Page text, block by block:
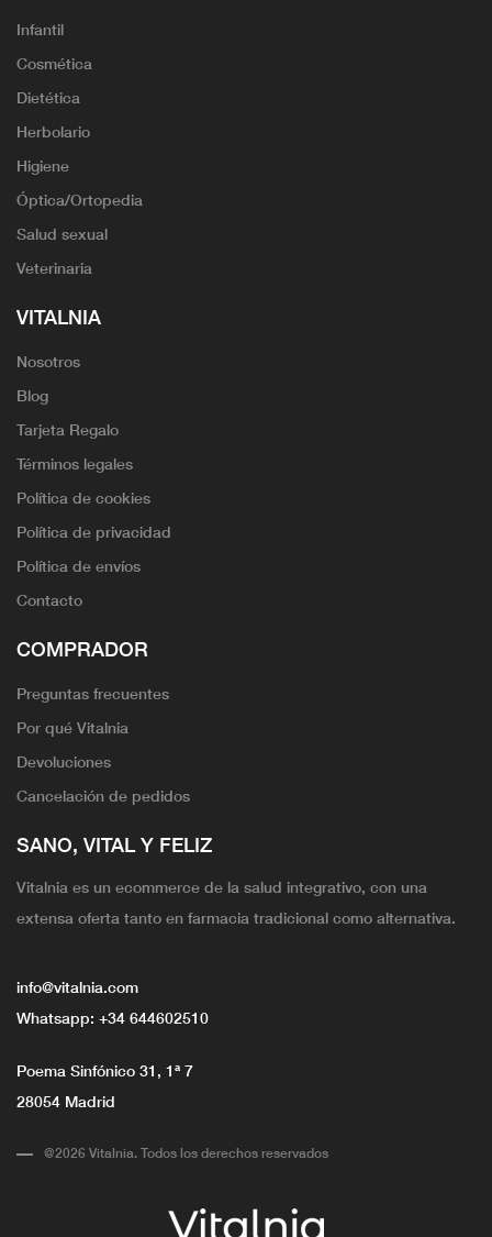
Infantil
Cosmética
Dietética
Herbolario
Higiene
Óptica/Ortopedia
Salud sexual
Veterinaria
VITALNIA
Nosotros
Blog
Tarjeta Regalo
Términos legales
Política de cookies
Política de privacidad
Política de envíos
Contacto
COMPRADOR
Preguntas frecuentes
Por qué Vitalnia
Devoluciones
Cancelación de pedidos
SANO, VITAL Y FELIZ
Vitalnia es un ecommerce de la salud integrativo, con una
extensa oferta tanto en farmacia tradicional como alternativa.
info@vitalnia.com
Whatsapp: +34 644602510
Poema Sinfónico 31, 1ª 7
28054 Madrid
@2026 Vitalnia. Todos los derechos reservados